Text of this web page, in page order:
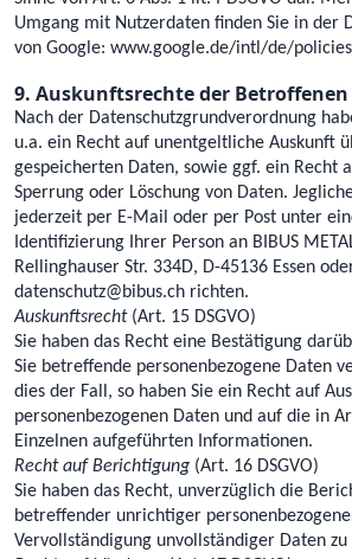
Umgang mit Nutzerdaten finden Sie in der
von Google: www.google.de/intl/de/
9. Auskunftsrechte der Betroffenen
Nach der Datenschutzgrundverordnung
u.a. ein Recht auf unentgeltliche Auskunft
gespeicherten Daten, sowie ggf. ein Recht
Sperrung oder Löschung von Daten.
jederzeit per E-Mail oder per Post unter
Identifizierung Ihrer Person an BIBUS
Rellinghauser Str. 334D, D-45136 Essen
datenschutz@bibus.ch richten.
Auskunftsrecht(Art. 15 DSGVO)
Sie haben das Recht eine Bestätigung
Sie betreffende personenbezogene Daten
dies der Fall, so haben Sie ein Recht auf
personenbezogenen Daten und auf die in
Einzelnen aufgeführten Informationen.
Recht auf Berichtigung (Art. 16 DSGVO)
Sie haben das Recht, unverzüglich die
betreffender unrichtiger
Vervollständigung unvollständiger Daten zu